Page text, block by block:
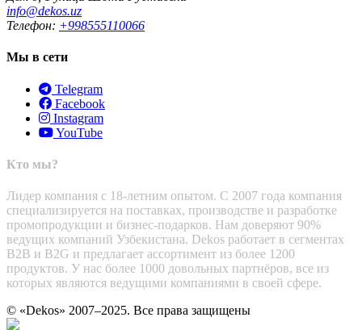
info@dekos.uz
Телефон: +998555110066
Мы в сети
Telegram
Facebook
Instagram
YouTube
Кто мы?
Лидер компания с 18-летним опытом. С 2007 года компания
специализируется на поставках, производстве и разработке
промопродукции и бизнес-подарков. Нам доверяют 90%
ведущих компаний Узбекистана. Dekos работает в сегментах
B2B и B2G и предлагает ассортимент из более 1200
продуктов. У нас более 1000 довольных партнёров, все из
которых являются ведущими компаниями в своей сфере.
© «Dekos» 2007–2025. Все права защищены